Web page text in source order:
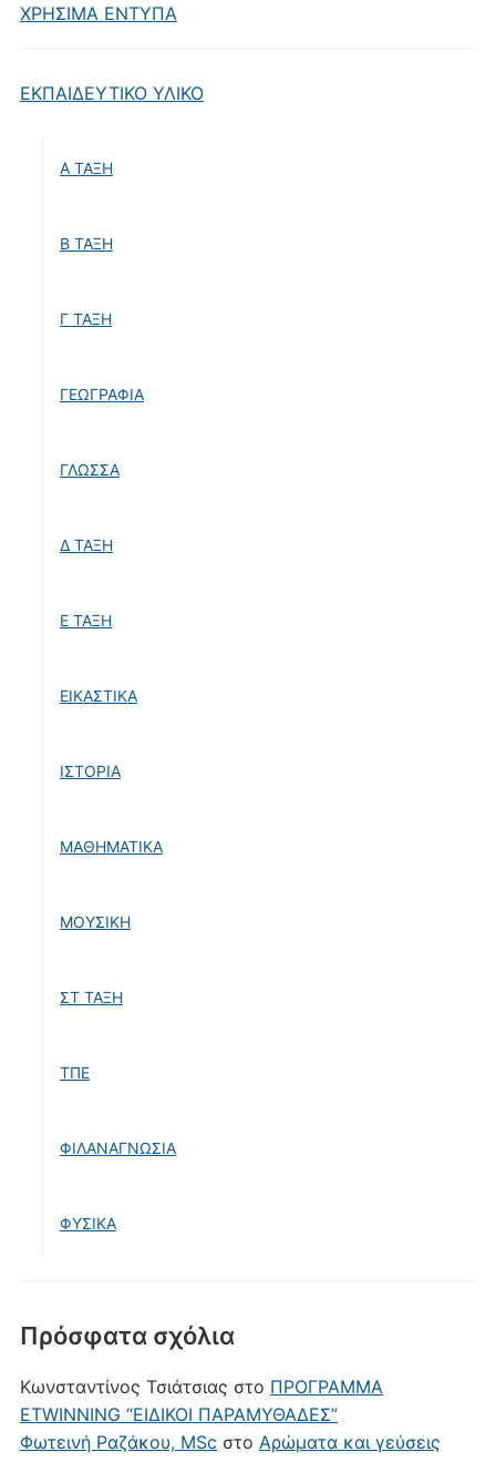
ΧΡΗΣΙΜΑ ΕΝΤΥΠΑ
ΕΚΠΑΙΔΕΥΤΙΚΟ ΥΛΙΚΟ
Α ΤΑΞΗ
Β ΤΑΞΗ
Γ ΤΑΞΗ
ΓΕΩΓΡΑΦΙΑ
ΓΛΩΣΣΑ
Δ ΤΑΞΗ
Ε ΤΑΞΗ
ΕΙΚΑΣΤΙΚΑ
ΙΣΤΟΡΙΑ
ΜΑΘΗΜΑΤΙΚΑ
ΜΟΥΣΙΚΗ
ΣΤ ΤΑΞΗ
ΤΠΕ
ΦΙΛΑΝΑΓΝΩΣΙΑ
ΦΥΣΙΚΑ
Πρόσφατα σχόλια
Κωνσταντίνος Τσιάτσιας στο ΠΡΟΓΡΑΜΜΑ
ETWINNING “ΕΙΔΙΚΟΙ ΠΑΡΑΜΥΘΑΔΕΣ”
Φωτεινή Ραζάκου, MSc στο Αρώματα και γεύσεις